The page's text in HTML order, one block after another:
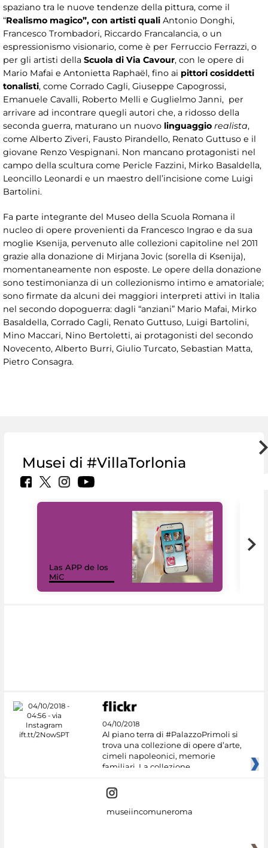
spaziano tra le nuove tendenze della pittura, come il
“Realismo magico”, con artisti quali Antonio Donghi,
Francesco Trombadori, Riccardo Francalancia, o un
espressionismo visionario, come è per Ferruccio Ferrazzi, o
per gli artisti della Scuola di Via Cavour, con le opere di
Mario Mafai e Antonietta Raphaël, fino ai pittori cosiddetti
tonalisti, come Corrado Cagli, Giuseppe Capogrossi,
Emanuele Cavalli, Roberto Melli e Guglielmo Janni, per
arrivare ad incontrare quegli autori che, a ridosso della
seconda guerra, maturano un nuovo linguaggio realista,
come Alberto Ziveri, Fausto Pirandello, Renato Guttuso e il
giovane Renzo Vespignani. Non mancano protagonisti nel
campo della scultura come Pericle Fazzini, Mirko Basaldella,
Leoncillo Leonardi e un maestro dell’incisione come Luigi
Bartolini.
Fa parte integrante del Museo della Scuola Romana il
nucleo di opere provenienti da Francesco Ingrao e da sua
moglie Ksenija, pervenuto alle collezioni capitoline nel 2011
grazie alla donazione di Mirjana Jovic (sorella di Ksenija),
momentaneamente non esposte. Le opere della donazione
sono testimonianza di un collezionismo intimo e amatoriale;
sono firmate da alcuni dei maggiori interpreti attivi in Italia
nel secondo dopoguerra: dagli “anziani” Mario Mafai, Mirko
Basaldella, Corrado Cagli, Renato Guttuso, Luigi Bartolini,
Mino Maccari, Nino Bertoletti, ai protagonisti del secondo
Novecento, Alberto Burri, Giulio Turcato, Sebastian Matta,
Pietro Consagra.
Musei di #VillaTorlonia
Las APP de los
MiC
04/10/2018
Al piano terra di #PalazzoPrimoli si
trova una collezione di opere d’arte,
cimeli napoleonici, memorie
familiari. La collezione
museiincomuneroma